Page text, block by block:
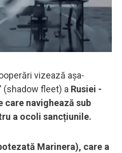
vizează așa-
(shadow fleet) a Rusiei -
navighează sub
a ocoli sancțiunile.
Marinera), care a